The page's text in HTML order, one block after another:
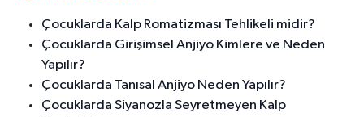
Çocuklarda Kalp Romatizması Tehlikeli midir?
Çocuklarda Girişimsel Anjiyo Kimlere ve Neden
Yapılır?
Çocuklarda Tanısal Anjiyo Neden Yapılır?
Çocuklarda Siyanozla Seyretmeyen Kalp